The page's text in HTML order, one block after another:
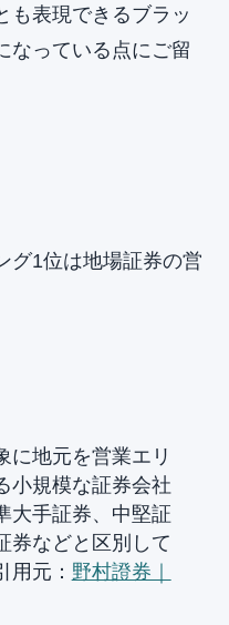
も表現できるブラッ
なっている点にご留
グ1位は地場証券の営
に地元を営業エリ
小規模な証券会社
大手証券、中堅証
券などと区別して
用元： 野村證券｜